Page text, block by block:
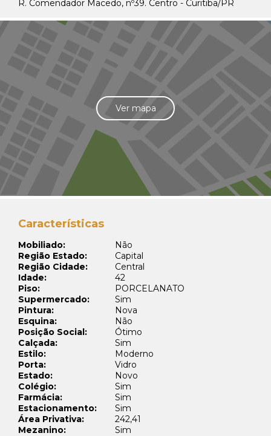
R. Comendador Macedo, nº39. Centro - Curitiba/PR
Ver mapa
Características
Mobiliado:
Não
Região Estado:
Capital
Região Cidade:
Central
Idade:
42
Piso:
PORCELANATO
Supermercado:
Sim
Pintura:
Nova
Esquina:
Não
Posição Social:
Ótimo
Calçada:
Sim
Estilo:
Moderno
Porta:
Vidro
Estado:
Novo
Colégio:
Sim
Farmácia:
Sim
Estacionamento:
Sim
Área Privativa:
242,41
Mezanino:
Sim